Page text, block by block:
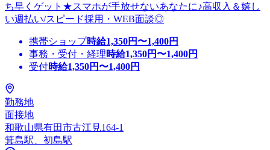
ち早くゲット★スマホが手放せないあなたに♪高収入＆嬉し
い週払い/スピード採用・WEB面談◎
携帯ショップ時給1,350円〜1,400円
事務・受付・経理時給1,350円〜1,400円
受付時給1,350円〜1,400円
勤務地
面接地
和歌山県有田市古江見164-1
箕島駅、初島駅